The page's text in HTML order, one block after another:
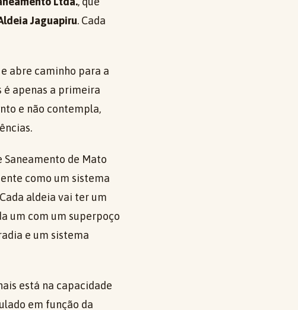
Jaguapiru. Cada
abre caminho para a
é apenas a primeira
e não contempla,
de Mato
como um sistema
aldeia vai ter um
um com um superpoço
e um sistema
está na capacidade
em função da